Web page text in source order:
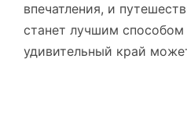
впечатления, и
станет лучшим способом
удивительный край